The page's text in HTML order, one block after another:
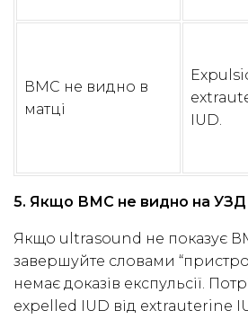
ВМС не видно в
матці
IUD.
5. Якщо ВМС не видно на УЗД
Якщо ultrasound не показує
завершуйте словами
немає доказів експульсії.
expelled IUD від extrauterine